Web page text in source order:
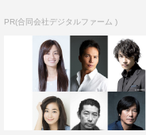
フォトライブラリー
DVD
価格：￥3,800＋税
収録時間：本編159分
PR(合同会社デジタルファーム )